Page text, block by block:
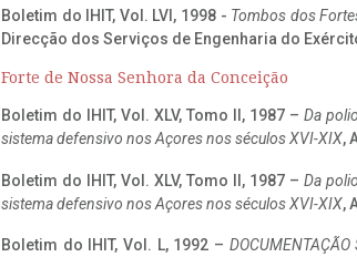
Boletim do IHIT, Vol. LVI, 1998 - Tombos dos
Direcção dos Serviços de Engenharia do
Forte de Nossa Senhora da Conceição
Boletim do IHIT, Vol. XLV, Tomo II, 1987 – Da
sistema defensivo nos Açores nos séculos XVI-XIX,
Boletim do IHIT, Vol. XLV, Tomo II, 1987 – Da
sistema defensivo nos Açores nos séculos XVI-XIX,
Boletim do IHIT, Vol. L, 1992 – DOCUMENTAÇÃO